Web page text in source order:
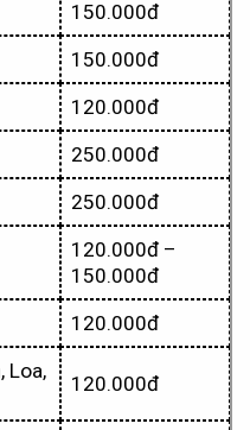
150.000đ
150.000đ
120.000đ
250.000đ
250.000đ
120.000đ –
150.000đ
120.000đ
Loa,
120.000đ